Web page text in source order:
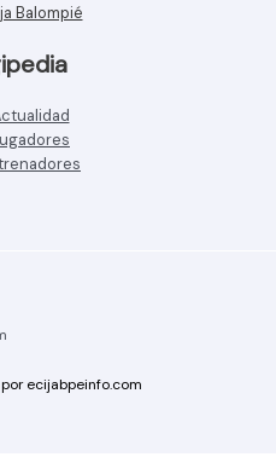
Balompié
ecijabpeinfo.com